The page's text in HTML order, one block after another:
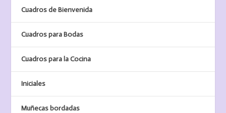
Cuadros de Bienvenida
Cuadros para Bodas
Cuadros para la Cocina
Iniciales
Muñecas bordadas